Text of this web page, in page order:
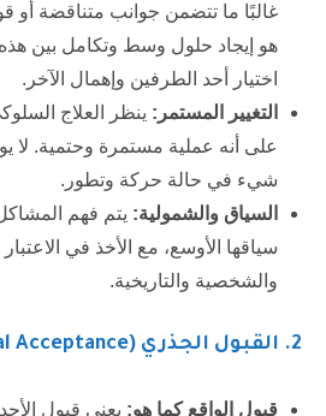
غالبًا ما تتضمن جوانب متناقضة أو
هو إيجاد حلول وسط وتكامل بين هذه
اختيار أحد الطرفين وإهمال الآخر.
التغيير المستمر: ينظر العلاج
على أنه عملية مستمرة وحتمية. لا
شيء في حالة حركة وتطور.
السياق والشمولية: يتم فهم
سياقها الأوسع، مع الأخذ في الاعتبار
والشخصية والتاريخية.
2. القبول الجذري (Radical Acceptance):
قبول الواقع كما هو: يعني قبول